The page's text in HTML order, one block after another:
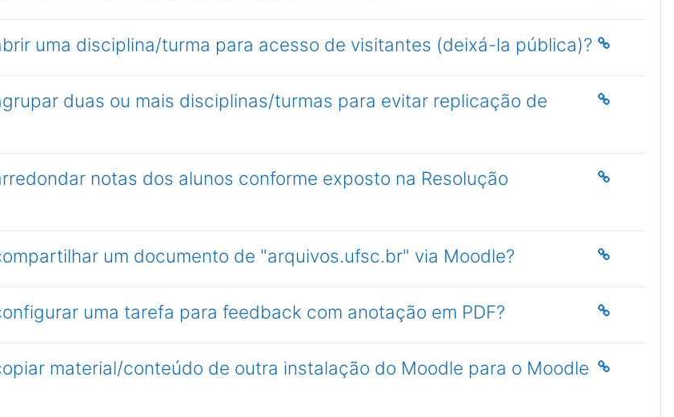
uma disciplina/turma para acesso de visitantes (deixá-la pública)?
duas ou mais disciplinas/turmas para evitar replicação de
notas dos alunos conforme exposto na Resolução
um documento de "arquivos.ufsc.br" via Moodle?
uma tarefa para feedback com anotação em PDF?
material/conteúdo de outra instalação do Moodle para o Moodle